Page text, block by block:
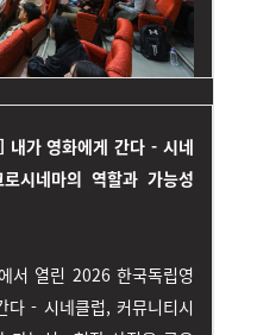
내가 영화에게 간다 - 시네
시네마의 역할과 가능성
서 열린 2026 한국독립영
- 시네클럽, 커뮤니티시